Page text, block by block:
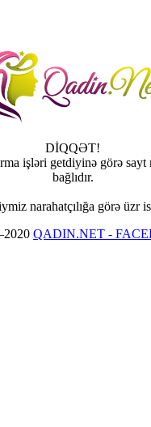
DİQQƏT!
işləri getdiyinə görə sayt
bağlıdır.
narahatçılığa görə üzr
QADIN.NET -